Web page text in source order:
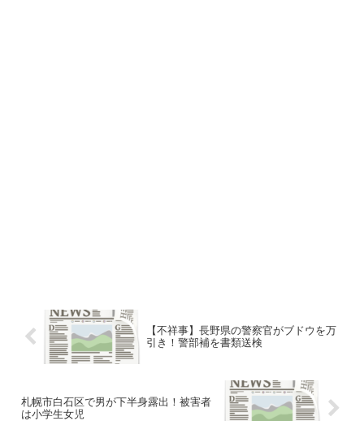
【不祥事】長野県の警察官がブドウを万
引き！警部補を書類送検
札幌市白石区で男が下半身露出！被害者
は小学生女児